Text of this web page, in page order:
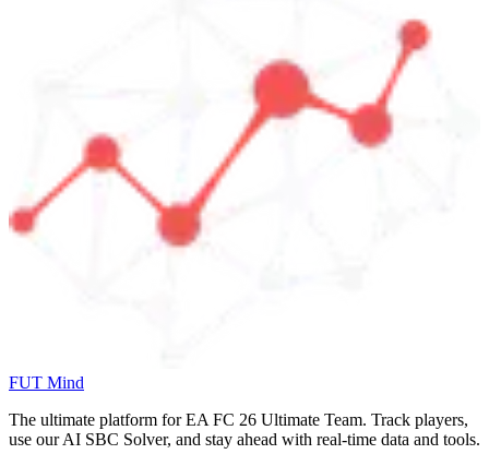
FUT Mind
The ultimate platform for EA FC 26 Ultimate Team. Track players,
use our AI SBC Solver, and stay ahead with real-time data and tools.